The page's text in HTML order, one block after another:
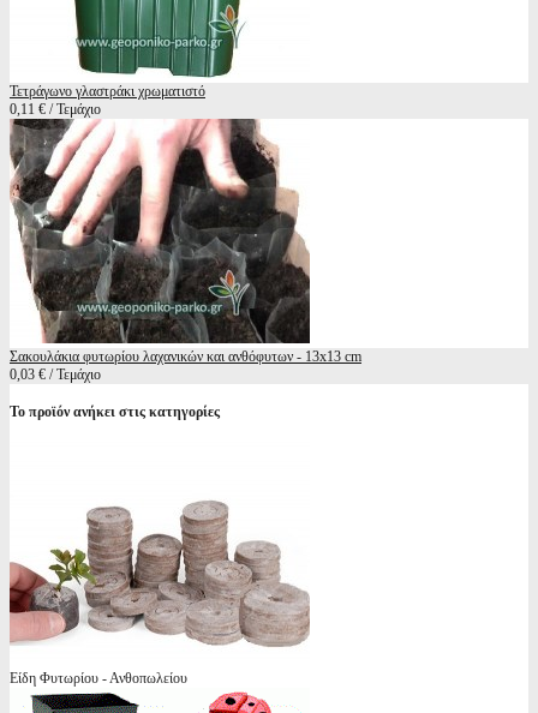
Τετράγωνο γλαστράκι χρωματιστό
0,11 € / Τεμάχιο
Σακουλάκια φυτωρίου λαχανικών και ανθόφυτων - 13x13 cm
0,03 € / Τεμάχιο
Το προϊόν ανήκει στις κατηγορίες
Είδη Φυτωρίου - Ανθοπωλείου